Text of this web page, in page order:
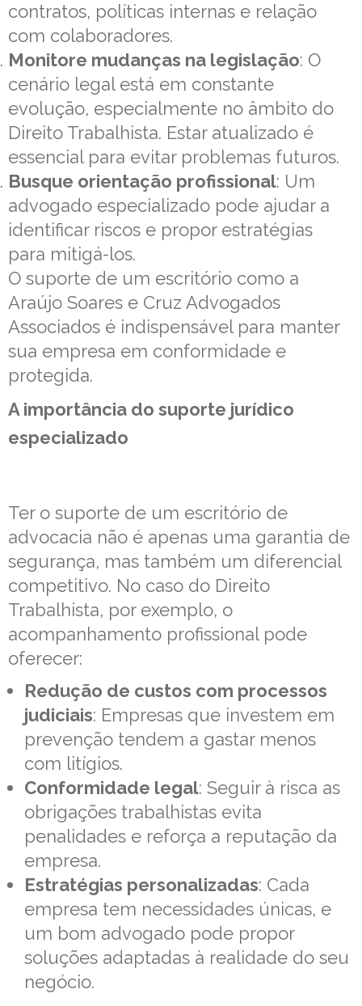
contratos, políticas internas e relação
com colaboradores.
Monitore mudanças na legislação: O
cenário legal está em constante
evolução, especialmente no âmbito do
Direito Trabalhista. Estar atualizado é
essencial para evitar problemas futuros.
Busque orientação profissional: Um
advogado especializado pode ajudar a
identificar riscos e propor estratégias
para mitigá-los.
O suporte de um escritório como a
Araújo Soares e Cruz Advogados
Associados é indispensável para manter
sua empresa em conformidade e
protegida.
A importância do suporte jurídico
especializado
Ter o suporte de um escritório de
advocacia não é apenas uma garantia de
segurança, mas também um diferencial
competitivo. No caso do Direito
Trabalhista, por exemplo, o
acompanhamento profissional pode
oferecer:
Redução de custos com processos
judiciais: Empresas que investem em
prevenção tendem a gastar menos
com litígios.
Conformidade legal: Seguir à risca as
obrigações trabalhistas evita
penalidades e reforça a reputação da
empresa.
Estratégias personalizadas: Cada
empresa tem necessidades únicas, e
um bom advogado pode propor
soluções adaptadas à realidade do seu
negócio.